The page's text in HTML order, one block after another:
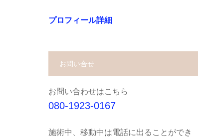
プロフィール詳細
お問い合せ
お問い合わせはこちら
080-1923-0167
施術中、移動中は電話に出ることができ